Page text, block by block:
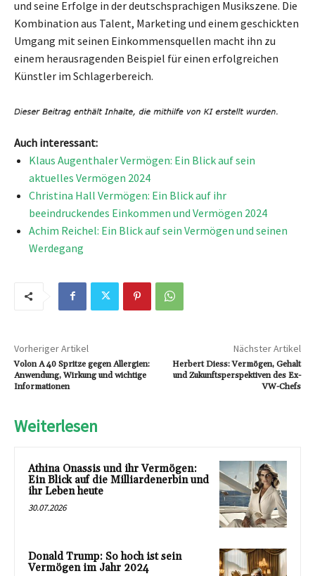
und seine Erfolge in der deutschsprachigen Musikszene. Die
Kombination aus Talent, Marketing und einem geschickten
Umgang mit seinen Einkommensquellen macht ihn zu
einem herausragenden Beispiel für einen erfolgreichen
Künstler im Schlagerbereich.
Auch interessant:
Klaus Augenthaler Vermögen: Ein Blick auf sein
aktuelles Vermögen 2024
Christina Hall Vermögen: Ein Blick auf ihr
beeindruckendes Einkommen und Vermögen 2024
Achim Reichel: Ein Blick auf sein Vermögen und seinen
Werdegang
Vorheriger Artikel
Volon A 40 Spritze gegen Allergien:
Anwendung, Wirkung und wichtige
Informationen
Nächster Artikel
Herbert Diess: Vermögen, Gehalt
und Zukunftsperspektiven des Ex-
VW-Chefs
Weiterlesen
Athina Onassis und ihr Vermögen:
Ein Blick auf die Milliardenerbin und
ihr Leben heute
30.07.2026
Donald Trump: So hoch ist sein
Vermögen im Jahr 2024